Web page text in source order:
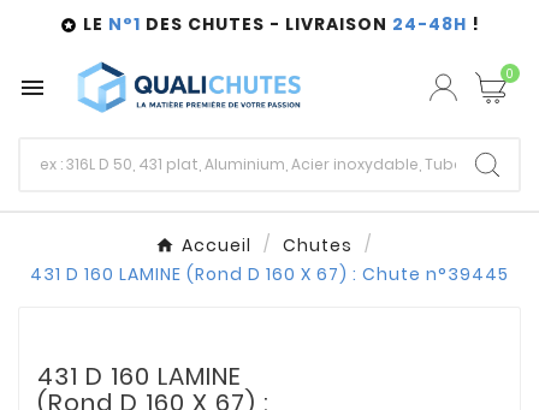
 LE N°1 DES CHUTES - LIVRAISON 24-48H !
 0
Accueil
Chutes
431 D 160 LAMINE (Rond D 160 X 67) : Chute n°39445
431 D 160 LAMINE
(Rond D 160 X 67) :